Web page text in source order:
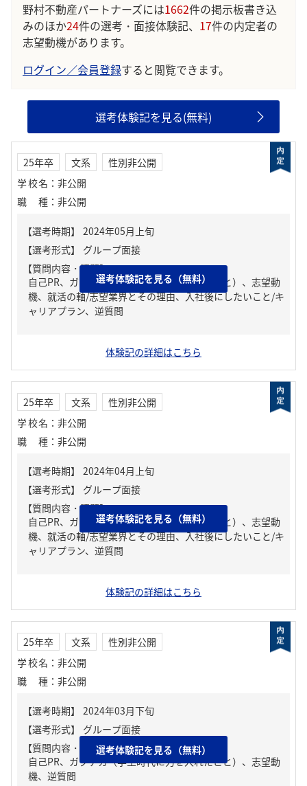
野村不動産パートナーズには1662件の掲示板書き込
みのほか24件の選考・面接体験記、 17件の内定者の
志望動機があります。
ログイン／会員登録すると閲覧できます。
選考体験記を見る(無料)
25年卒 文系
性別非公開
学校名 ： 非公開
職種 ： 非公開
【質問内容・課題】
自己PR、ガクチカ（学生時代に力を入れたこと）、志望動
機、就活の軸/志望業界とその理由、入社後にしたいこと/キ
ャリアプラン、逆質問
選考体験記を見る（無料）
体験記の詳細はこちら
25年卒 文系
性別非公開
学校名 ： 非公開
職種 ： 非公開
【質問内容・課題】
自己PR、ガクチカ（学生時代に力を入れたこと）、志望動
機、就活の軸/志望業界とその理由、入社後にしたいこと/キ
ャリアプラン、逆質問
選考体験記を見る（無料）
体験記の詳細はこちら
25年卒 文系
性別非公開
学校名 ： 非公開
職種 ： 非公開
【質問内容・課題】
自己PR、ガクチカ（学生時代に力を入れたこと）、志望動
機、逆質問
選考体験記を見る（無料）